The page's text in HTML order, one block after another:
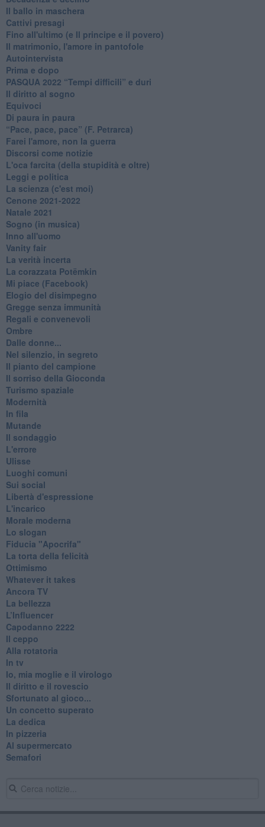
Il ballo in maschera
Cattivi presagi
Fino all'ultimo (e Il principe e il povero)
Il matrimonio, l'amore in pantofole
Autointervista
Prima e dopo
​PASQUA 2022 “Tempi difficili” e duri
Il diritto al sogno
Equivoci
Di paura in paura
​“Pace, pace, pace” (F. Petrarca)
Farei l'amore, non la guerra
Discorsi come notizie
L'oca farcita (della stupidità e oltre)
Leggi e politica
La scienza (c'est moi)
Cenone 2021-2022
Natale 2021
Sogno (in musica)
Inno all'uomo
Vanity fair
La verità incerta
La corazzata Potëmkin
Mi piace (Facebook)
Elogio del disimpegno
Gregge senza immunità
Regali e convenevoli
Ombre
Dalle donne...
Nel silenzio, in segreto
Il pianto del campione
Il sorriso della Gioconda
Turismo spaziale
Modernità
In fila
Mutande
Il sondaggio
L'errore
Ulisse
Luoghi comuni
Sui social
Libertà d'espressione
L'incarico
Morale moderna
Lo slogan
Fiducia "Apocrifa"
La torta della felicità
Ottimismo
Whatever it takes
Ancora TV
La bellezza
L’Influencer
​Capodanno 2222
Il ceppo
Alla rotatoria
In tv
Io, mia moglie e il virologo
Il diritto e il rovescio
Sfortunato al gioco...
Un concetto superato
La dedica
In pizzeria
Al supermercato
Semafori